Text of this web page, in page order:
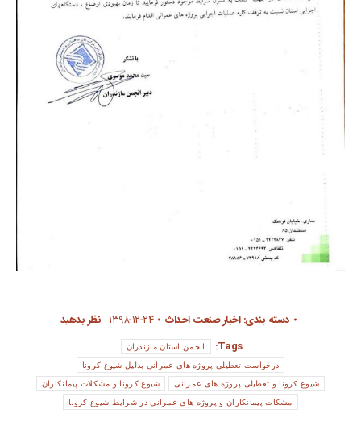
دسته بندی:اخبار صنعت احداث ۱۳۹۸-۱۲-۲۴ نظر بدهید
Tags:
انجمن استان مازندران
درخواست تعطیلی پروژه های عمرانی بدلیل شیوع کرونا
شیوع کرونا و تعطیلی پروژه های عمرانی شیوع کرونا و مشکلات پیمانکاران
مشکات پیمانکاران و پروژه های عمرانی در شرایط شیوع کرونا